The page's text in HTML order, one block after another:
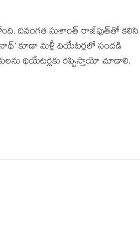
దివంగత సుశాంత్ రాజ్‌పుత్‌తో కలిసి
కూడా మళ్లీ థియేటర్లలో సందడి
థియేటర్లకు రప్పిస్తాయో చూడాలి.